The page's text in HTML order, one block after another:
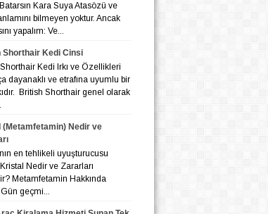
Kara Suya Atasözü ve
bilmeyen yoktur. Ancak
yapalım: Ve...
Kedi Cinsi
Kedi Irkı ve Özellikleri
dayanaklı ve etrafına uyumlu bir
British Shorthair genel olarak
(Metamfetamin) Nedir ve
en tehlikeli uyuşturucusu
Nedir ve Zararları
Metamfetamin Hakkında
geçmi...